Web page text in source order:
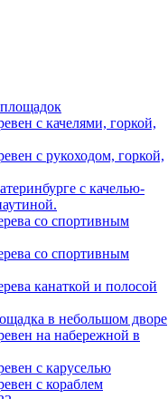
с качелями, горкой,
с рукоходом, горкой,
с качелью-
со спортивным
со спортивным
канаткой и полосой
в небольшом дворе
на набережной в
с каруселью
с кораблем